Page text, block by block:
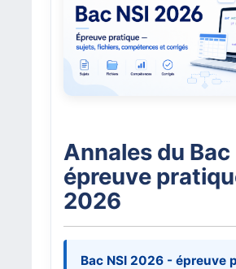
Annales du Bac
épreuve
2026
Bac NSI 2026 - épreuve